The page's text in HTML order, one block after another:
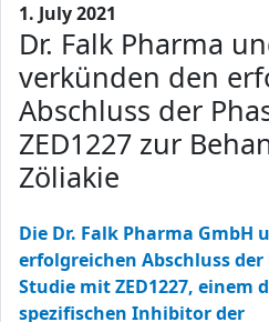
1. July 2021
Dr. Falk Pharma
verkünden den
Abschluss der
ZED1227 zur
Zöliakie
Die Dr. Falk Pharma GmbH
erfolgreichen Abschluss
Studie mit ZED1227,
spezifischen Inhibitor der